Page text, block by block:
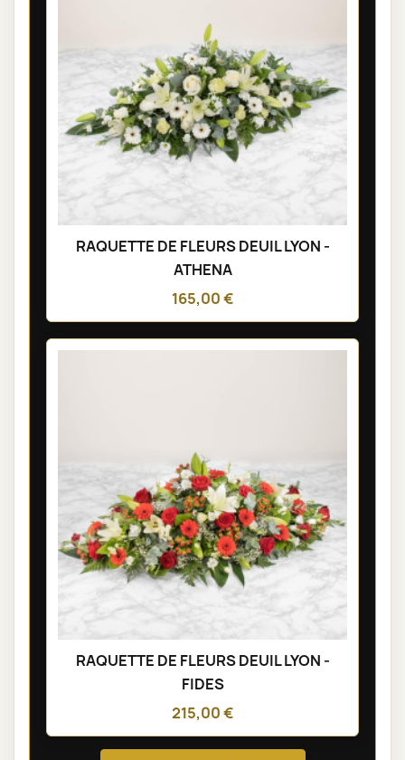
RAQUETTE DE FLEURS DEUIL LYON -
ATHENA
165,00 €
RAQUETTE DE FLEURS DEUIL LYON -
FIDES
215,00 €